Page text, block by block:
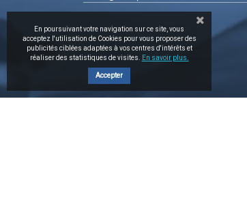
En poursuivant votre navigation sur ce site, vous
acceptez l'utilisation de Cookies pour vous proposer des
publicités ciblées adaptées à vos centres d'intérêts et
réaliser des statistiques de visites.
En savoir plus.
Accepter